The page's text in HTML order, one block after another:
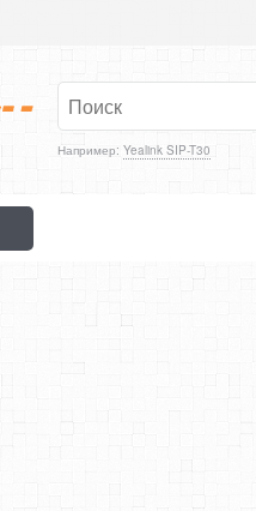
Например: Yealink SIP-T30